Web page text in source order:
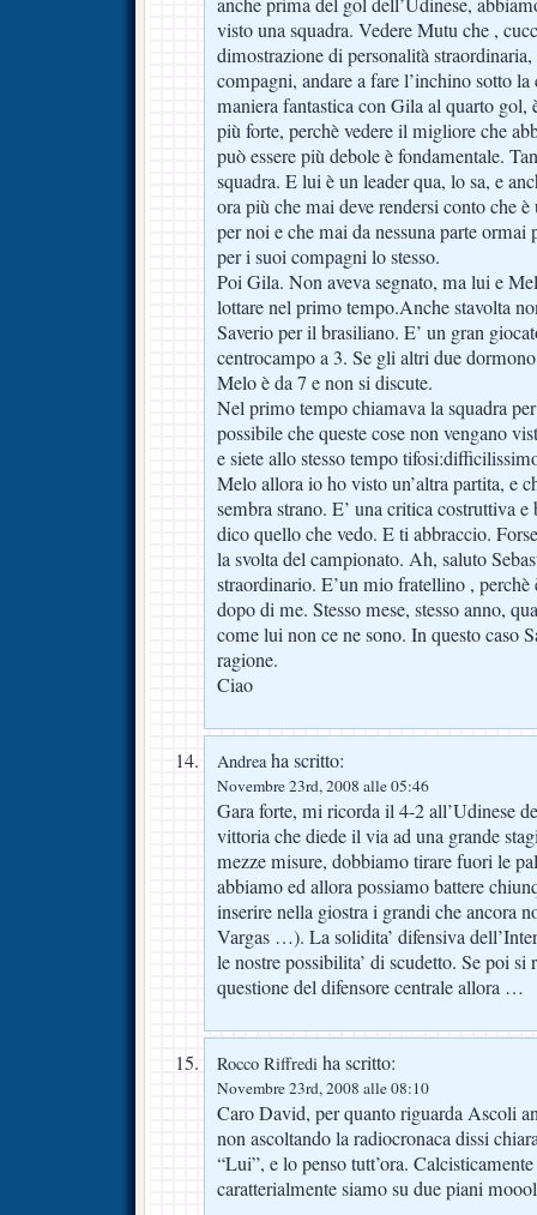
visto una squadra. Vedere Mutu che ,
dimostrazione di personalità
compagni, andare a fare l’inchino sotto
maniera fantastica con Gila al quarto gol,
più forte, perchè vedere il migliore che
può essere più debole è fondamentale.
squadra. E lui è un leader qua, lo sa, e
ora più che mai deve rendersi conto che
per noi e che mai da nessuna parte ormai
per i suoi compagni lo stesso.
Poi Gila. Non aveva segnato, ma lui e
lottare nel primo tempo.Anche stavolta
Saverio per il brasiliano. E’ un gran
centrocampo a 3. Se gli altri due
Melo è da 7 e non si discute.
Nel primo tempo chiamava la squadra
possibile che queste cose non vengano
e siete allo stesso tempo
Melo allora io ho visto un’altra partita, e
sembra strano. E’ una critica costruttiva
dico quello che vedo. E ti abbraccio.
la svolta del campionato. Ah, saluto
straordinario. E’un mio fratellino , perchè
dopo di me. Stesso mese, stesso anno,
come lui non ce ne sono. In questo caso
ragione.
Ciao
Andreaha scritto:
Novembre 23rd, 2008 alle 05:46
Gara forte, mi ricorda il 4-2 all’Udinese
vittoria che diede il via ad una grande
mezze misure, dobbiamo tirare fuori le
abbiamo ed allora possiamo battere
inserire nella giostra i grandi che ancora
Vargas …). La solidita’ difensiva
le nostre possibilita’ di scudetto. Se poi si
questione del difensore centrale allora …
Rocco Riffredi ha scritto:
Novembre 23rd, 2008 alle 08:10
Caro David, per quanto riguarda Ascoli
non ascoltando la radiocronaca dissi
“Lui”, e lo penso tutt’ora.
caratterialmente siamo su due piani